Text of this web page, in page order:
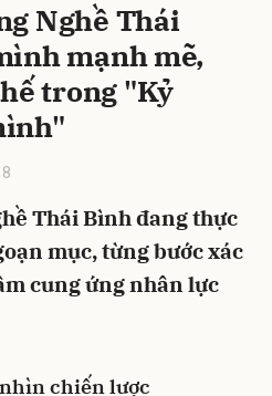
Nghề Thái
mạnh mẽ,
trong "Kỷ
Thái Bình đang thực
mục, từng bước xác
cung ứng nhân lực
chiến lược